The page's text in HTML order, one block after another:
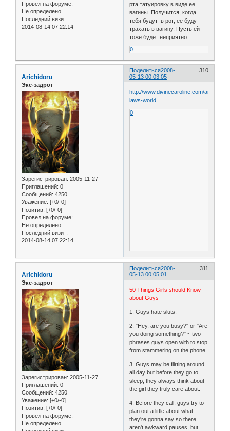
Провел на форуме:
Не определено
Последний визит:
2014-08-14 07:22:14
рта татуировку в виде ее
вагины. Получится, когда
тебя будут в рот, ее будут
трахать в вагину. Пусть ей
тоже будет неприятно
0
Поделиться 310
2008-
05-13 00:03:05
Arichidoru
Экс-задрот
Зарегистрирован: 2005-11-27
Приглашений: 0
Сообщений: 4250
Уважение: [+0/-0]
Позитив: [+0/-0]
Провел на форуме:
Не определено
Последний визит:
2014-08-14 07:22:14
http://www.divinecaroline.com/article/
laws-world
0
Поделиться 311
2008-
05-13 00:05:01
Arichidoru
Экс-задрот
Зарегистрирован: 2005-11-27
Приглашений: 0
Сообщений: 4250
Уважение: [+0/-0]
Позитив: [+0/-0]
Провел на форуме:
Не определено
50 Things Girls should Know
about Guys
1. Guys hate sluts.
2. "Hey, are you busy?" or "Are
you doing something?" ~ two
phrases guys open with to stop
from stammering on the phone.
3. Guys may be flirting around
all day but before they go to
sleep, they always think about
the girl they truly care about.
4. Before they call, guys try to
plan out a little about what
they're gonna say so there
aren't awkward pauses, but